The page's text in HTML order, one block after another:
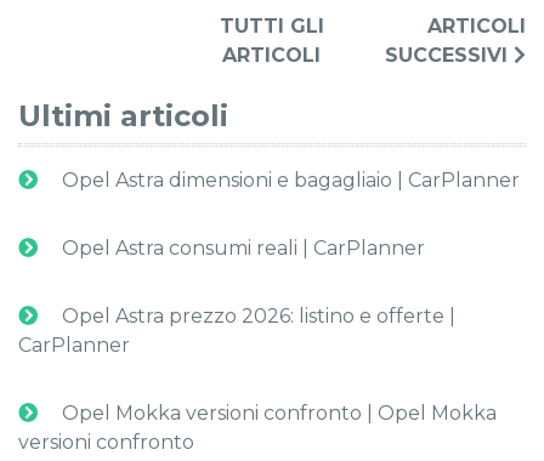
TUTTI GLI
ARTICOLI
ARTICOLI
SUCCESSIVI
Ultimi articoli
Opel Astra dimensioni e bagagliaio | CarPlanner
Opel Astra consumi reali | CarPlanner
Opel Astra prezzo 2026: listino e offerte |
CarPlanner
Opel Mokka versioni confronto | Opel Mokka
versioni confronto